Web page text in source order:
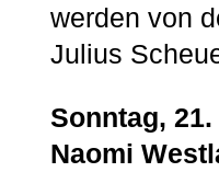
werden von
Julius
Sonntag,
Naomi